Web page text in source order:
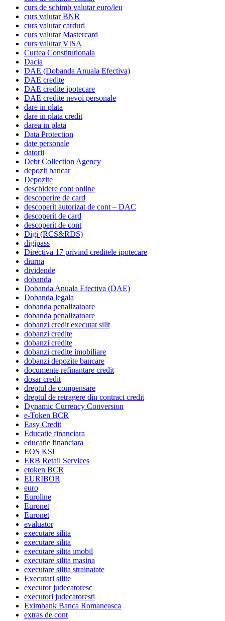
curs de schimb valutar euro/leu
curs valutar BNR
curs valutar carduri
curs valutar Mastercard
curs valutar VISA
Curtea Constitutionala
Dacia
DAE (Dobanda Anuala Efectiva)
DAE credite
DAE credite ipotecare
DAE credite nevoi personale
dare in plata
dare in plata credit
darea in plata
Data Protection
date personale
datorii
Debt Collection Agency
depozit bancar
Depozite
deschidere cont online
descoperire de card
descoperit autorizat de cont – DAC
descoperit de card
descoperit de cont
Digi (RCS&RDS)
digipass
Directiva 17 privind creditele ipotecare
diurna
dividende
dobanda
Dobanda Anuala Efectiva (DAE)
Dobanda legala
dobanda penalizatoare
dobanda penalizatoare
dobanzi credit executat silit
dobanzi credite
dobanzi credite
dobanzi credite imobiliare
dobanzi depozite bancare
documente refinantare credit
dosar credit
dreptul de compensare
dreptul de retragere din contract credit
Dynamic Currency Conversion
e-Token BCR
Easy Credit
Educatie financiara
educatie financiara
EOS KSI
ERB Retail Services
etoken BCR
EURIBOR
euro
Euroline
Euronet
Euronet
evaluator
executare silita
executare silita
executare silita imobil
executare silita masina
executare silita strainatate
Executari silite
executor judecatoresc
executori judecatoresti
Eximbank Banca Romaneasca
extras de cont